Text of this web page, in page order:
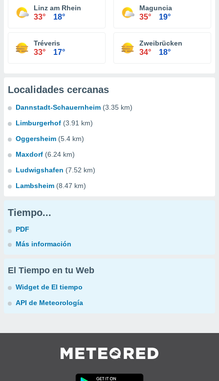
Linz am Rhein
33° 18°
Maguncia
35° 19°
Tréveris
33° 17°
Zweibrücken
34° 18°
Localidades cercanas
Dannstadt-Schauernheim (3.35 km)
Limburgerhof (3.91 km)
Oggersheim (5.4 km)
Maxdorf (6.24 km)
Ludwigshafen (7.52 km)
Lambsheim (8.47 km)
Tiempo...
PDF
Más información
El Tiempo en tu Web
Widget de El tiempo
API de Meteorología